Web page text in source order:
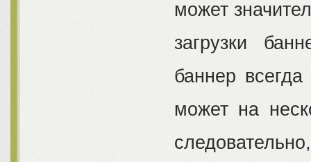
может
загрузки
баннер
может на